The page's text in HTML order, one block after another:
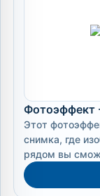
Фотоэффект
Этот
снимка, где
рядом вы